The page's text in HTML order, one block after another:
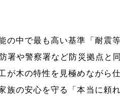
の中で最も高い基準「耐震
署や警察署など防災拠点と
が木の特性を見極めながら
族の安心を守る「本当に頼